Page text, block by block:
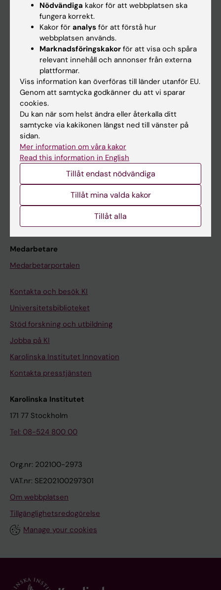
Forskning
Nyheter
Kalender
Student
Ladok
Canvas
Schema
Studentmejlen
Kurs- och programwebbar
Medarbetare
Medarbetarportalen
Kontakta och besök KI
Universitetsbiblioteket
Stöd forskning och utbildning
Jobba på KI
Karolinska Institutet Innovation
Kontakta presstjänsten
Karolinska Institutet
171 77 Stockholm
Tel: 08-524 800 00
Org.nr: 202100-2973
VAT.nr: SE202100297301
Om webbplatsen
Tillgänglighetsredogörelse
Manage your cookies
Nödvändiga kakor för att webbplatsen ska
fungera korrekt.
Kakor för analys för att förstå hur
webbplatsen används.
Marknadsföringskakor för att visa och spåra
relevant innehåll och annonser från externa
plattformar.
Viss information kan överföras till länder utanför EU.
Genom att samtycka godkänner du att vi sparar
cookies.
Du kan när som helst ändra eller återkalla ditt
samtycke via kakikonen längst ned till vänster på
sidan.
Mer information om våra kakor
Read this information in English
Tillåt endast nödvändiga
Tillåt mina valda kakor
Tillåt alla